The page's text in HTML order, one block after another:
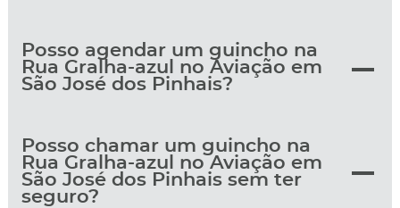
Posso agendar um guincho na
Rua Gralha-azul no Aviação em
São José dos Pinhais?
Posso chamar um guincho na
Rua Gralha-azul no Aviação em
São José dos Pinhais sem ter
seguro?